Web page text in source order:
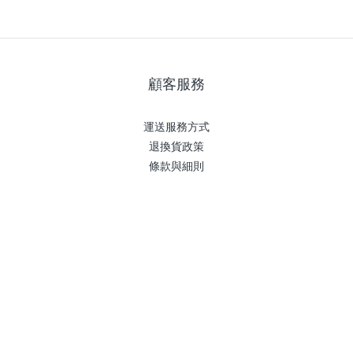
顧客服務
運送服務方式
退換貨政策
條款與細則